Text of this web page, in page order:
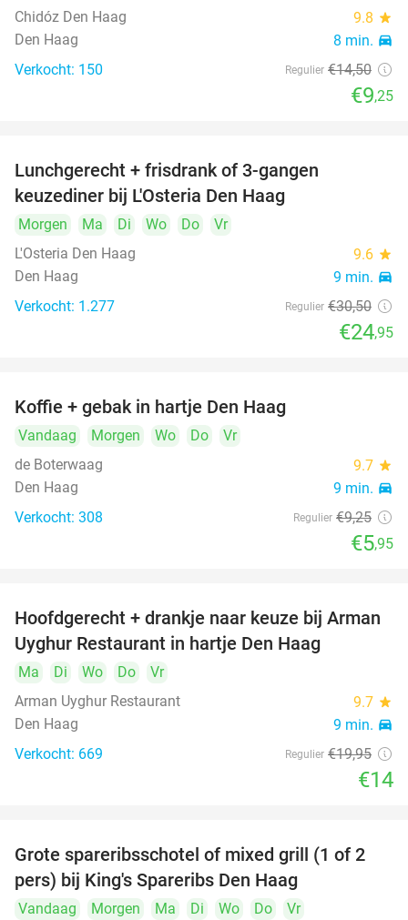
Chidóz Den Haag
9.8 star
Den Haag 8 min. directions_car
Verkocht: 150 Regulier €14,50
€9,25
Lunchgerecht + frisdrank of 3-gangen
keuzediner bij L'Osteria Den Haag
Morgen Ma Di Wo Do
Vr
L'Osteria Den Haag
9.6 star
Den Haag 9 min. directions_car
Verkocht: 1.277 Regulier €30,50
€24,95
Koffie + gebak in hartje Den Haag
Vandaag Morgen Wo Do
Vr
de Boterwaag
9.7 star
Den Haag 9 min. directions_car
Verkocht: 308 Regulier €9,25
€5,95
30%
Hoofdgerecht + drankje naar keuze bij Arman
Uyghur Restaurant in hartje Den Haag
Ma Di Wo Do
Vr
Arman Uyghur Restaurant
9.7 star
Den Haag 9 min. directions_car
Verkocht: 669 Regulier €19,95
€14
32%
Grote spareribsschotel of mixed grill (1 of 2
pers) bij King's Spareribs Den Haag
Vandaag Morgen Ma Di Wo Do
Vr